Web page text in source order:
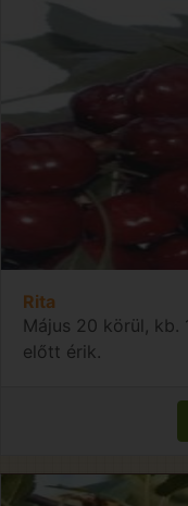
Rita
Május 20 körül, kb.
előtt érik.